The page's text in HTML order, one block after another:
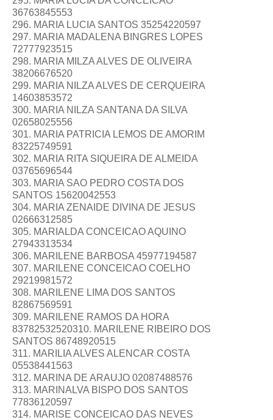
36763845553
296. MARIA LUCIA SANTOS 35254220597
297. MARIA MADALENA BINGRES LOPES
72777923515
298. MARIA MILZA ALVES DE OLIVEIRA
38206676520
299. MARIA NILZA ALVES DE CERQUEIRA
14603853572
300. MARIA NILZA SANTANA DA SILVA
02658025556
301. MARIA PATRICIA LEMOS DE AMORIM
83225749591
302. MARIA RITA SIQUEIRA DE ALMEIDA
03765696544
303. MARIA SAO PEDRO COSTA DOS
SANTOS 15620042553
304. MARIA ZENAIDE DIVINA DE JESUS
02666312585
305. MARIALDA CONCEICAO AQUINO
27943313534
306. MARILENE BARBOSA 45977194587
307. MARILENE CONCEICAO COELHO
29219981572
308. MARILENE LIMA DOS SANTOS
82867569591
309. MARILENE RAMOS DA HORA
83782532520310. MARILENE RIBEIRO DOS
SANTOS 86748920515
311. MARILIA ALVES ALENCAR COSTA
05538441563
312. MARINA DE ARAUJO 02087488576
313. MARINALVA BISPO DOS SANTOS
77836120597
314. MARISE CONCEICAO DAS NEVES